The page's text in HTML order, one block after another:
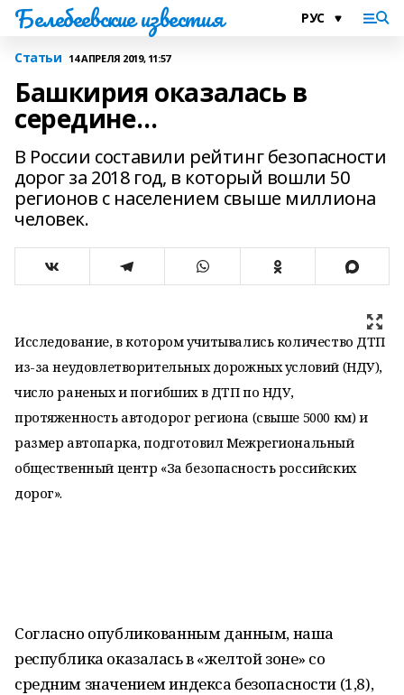
Белебеевские известия
Статьи 14 АПРЕЛЯ 2019, 11:57
Башкирия оказалась в
середине…
В России составили рейтинг безопасности
дорог за 2018 год, в который вошли 50
регионов с населением свыше миллиона
человек.
Исследование, в котором учитывались количество ДТП
из-за неудовлетворительных дорожных условий (НДУ),
число раненых и погибших в ДТП по НДУ,
протяженность автодорог региона (свыше 5000 км) и
размер автопарка, подготовил Межрегиональный
общественный центр «За безопасность российских
дорог».
Согласно опубликованным данным, наша
республика оказалась в «желтой зоне» со
средним значением индекса безопасности (1,8),